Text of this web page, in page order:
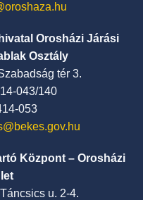
Orosházi Járási
Osztály
tér 3.
043/140
053
Központ – Orosházi
u. 2-4.